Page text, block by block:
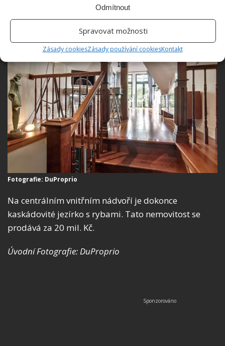
Odmítnout
Spravovat možnosti
Zásady cookiesZásady používání cookiesKontakt
mají nádherný výhled na Rivière-des-Mille-Îles.
Fotografie: DuProprio
Na centrálním vnitřním nádvoří je dokonce
kaskádovité jezírko s rybami. Tato nemovitost se
prodává za 20 mil. Kč.
Úvodní Fotografie: DuProprio